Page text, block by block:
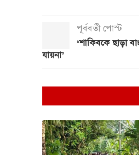
পূর্ববর্তী পোস্ট
‘শাকিবকে ছাড়া
যায়না’